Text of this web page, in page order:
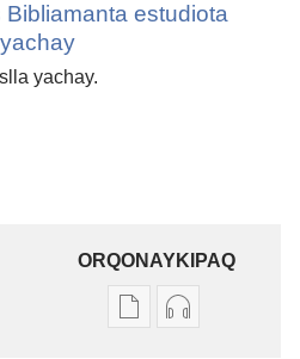
estudiota
yachay.
ORQONAYKIPAQ
Kaypi Kaypin